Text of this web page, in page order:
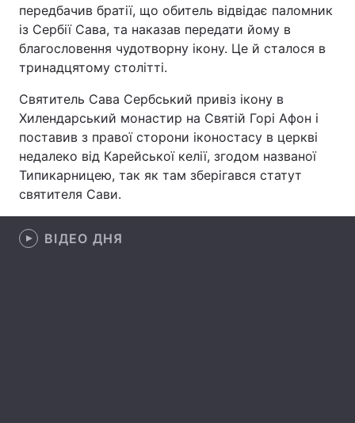
Головна Війна
Політика
Економіка Світ
Спорт Наука
Техно і зв'язок Лайт
Зброя
Здоров'я
передбачив братії, що обитель відвідає паломник
із Сербії Сава, та наказав передати йому в
благословення чудотворну ікону. Це й сталося в
тринадцятому столітті.
Святитель Сава Сербський привіз ікону в
Хилендарський монастир на Святій Горі Афон і
поставив з правої сторони іконостасу в церкві
недалеко від Карейської келії, згодом названої
Типикарницею, так як там зберігався статут
святителя Сави.
ВІДЕО ДНЯ